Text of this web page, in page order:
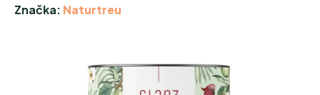
hodnocení
Značka: Naturtreu